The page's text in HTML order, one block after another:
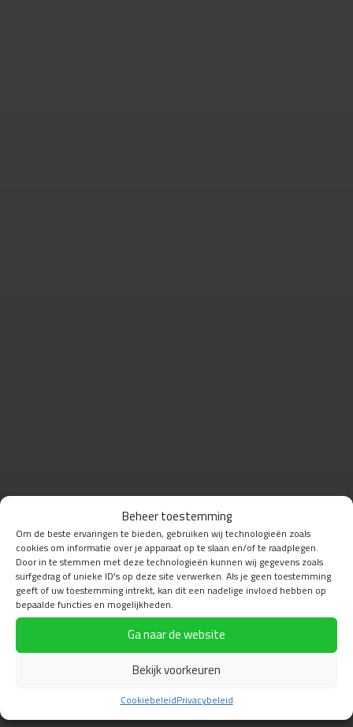
Beheer toestemming
Om de beste ervaringen te bieden, gebruiken wij technologieën zoals
cookies om informatie over je apparaat op te slaan en/of te raadplegen.
Door in te stemmen met deze technologieën kunnen wij gegevens zoals
surfgedrag of unieke ID's op deze site verwerken. Als je geen toestemming
geeft of uw toestemming intrekt, kan dit een nadelige invloed hebben op
bepaalde functies en mogelijkheden.
Ga naar de website
Bekijk voorkeuren
CookiebeleidPrivacybeleid